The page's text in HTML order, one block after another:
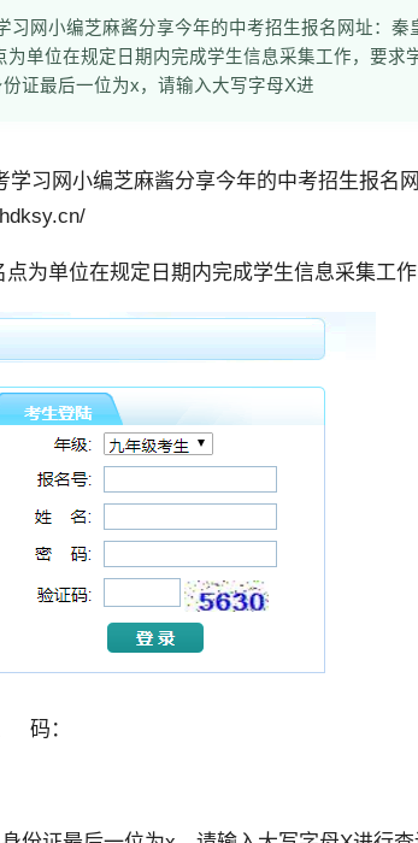
习网小编芝麻酱分享今年的中考招生报名网址：
为单位在规定日期内完成学生信息采集工作，要求
份证最后一位为x，请输入大写字母X进
学习网小编芝麻酱分享今年的中考招生报名网
点为单位在规定日期内完成学生信息采集工
码：